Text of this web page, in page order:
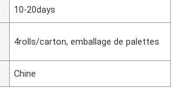
10-20days
4rolls/carton, emballage de palettes
Chine